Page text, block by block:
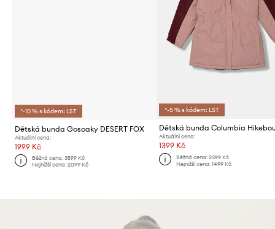
*-10 % s kódem: LST
Dětská bunda Gosoaky DESERT FOX
Aktuální cena:
1999 Kč
Běžná cena:3599 Kč
Nejnižší cena:2099 Kč
*-5 % s kódem: LST
Dětská bunda Columbia
Aktuální cena:
1399 Kč
Běžná cena: 2399 Kč
Nejnižší cena: 1499 Kč